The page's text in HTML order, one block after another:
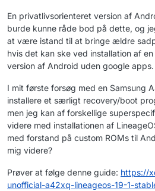
En privatlivsorienteret version af
burde kunne råde bod på dette, og
at være istand til at bringe ældre
hvis det kan ske ved installation af
version af Android uden google apps.
I mit første forsøg med en Samsung
installere et særligt recovery/boot
men jeg kan af forskellige
videre med installationen af
med forstand på custom ROMs til
mig videre?
Prøver at følge denne guide: https://
unofficial-a42xq-lineageos-19-1-